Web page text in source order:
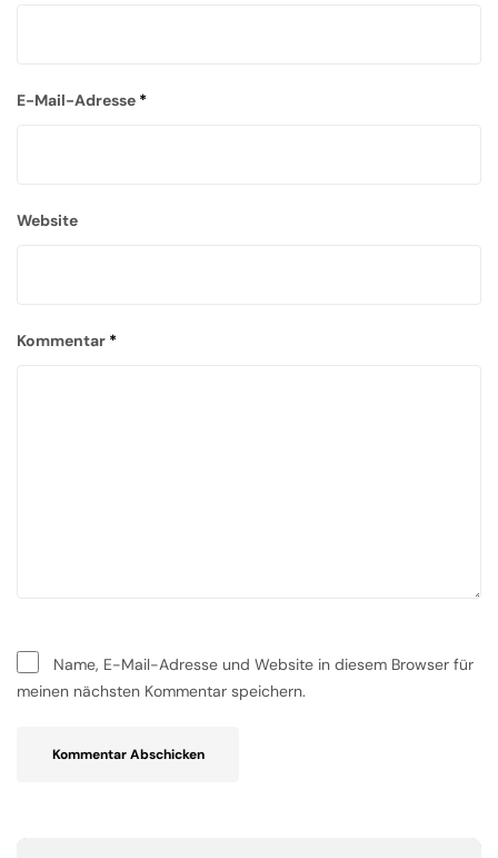
Kommentar *
E-Mail-Adresse *
Website
Name, E-Mail-Adresse und Website in diesem Browser für
meinen nächsten Kommentar speichern.